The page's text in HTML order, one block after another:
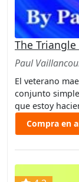
The
Paul
El veterano
conjunto
que estoy
Compra en